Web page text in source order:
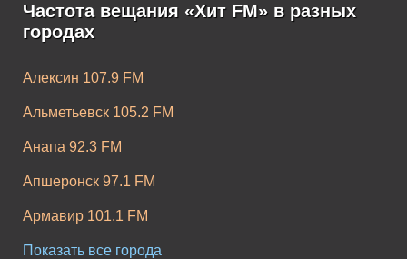
Хит FM Хит 2010-
х
любовью
Частота вещания «Хит FM» в разных
городах
Алексин 107.9 FM
Альметьевск 105.2 FM
Анапа 92.3 FM
Апшеронск 97.1 FM
Армавир 101.1 FM
Астрахань 105.5 FM
Показать все города